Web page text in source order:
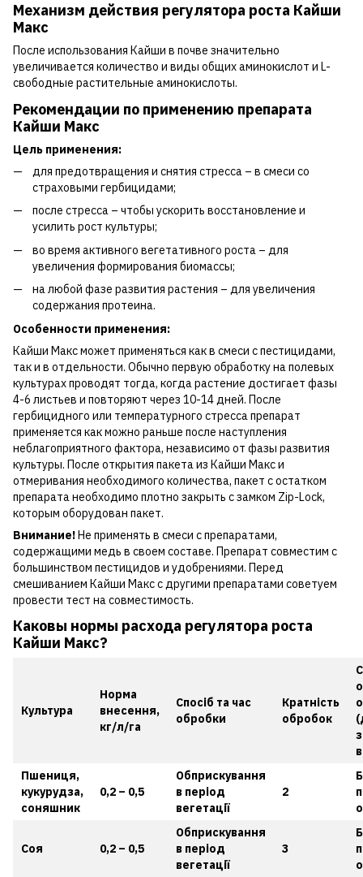
Механизм действия регулятора роста Кайши
Макс
После использования Кайши в почве значительно
увеличивается количество и виды общих аминокислот и L-
свободные растительные аминокислоты.
Рекомендации по применению препарата
Кайши Макс
Цель применения:
для предотвращения и снятия стресса – в смеси со
страховыми гербицидами;
после стресса – чтобы ускорить восстановление и
усилить рост культуры;
во время активного вегетативного роста – для
увеличения формирования биомассы;
на любой фазе развития растения – для увеличения
содержания протеина.
Особенности применения:
Кайши Макс может применяться как в смеси с пестицидами,
так и в отдельности. Обычно первую обработку на полевых
культурах проводят тогда, когда растение достигает фазы
4-6 листьев и повторяют через 10-14 дней. После
гербицидного или температурного стресса препарат
применяется как можно раньше после наступления
неблагоприятного фактора, независимо от фазы развития
культуры. После открытия пакета из Кайши Макс и
отмеривания необходимого количества, пакет с остатком
препарата необходимо плотно закрыть с замком Zip-Lock,
которым оборудован пакет.
Внимание!Не применять в смеси с препаратами,
содержащими медь в своем составе. Препарат совместим с
большинством пестицидов и удобрениями. Перед
смешиванием Кайши Макс с другими препаратами советуем
провести тест на совместимость.
Каковы нормы расхода регулятора роста
Кайши Макс?
Культура
Норма
внесення,
кг/л/га
Спосіб та час
обробки
Кратність
обробок
Пшениця,
кукурудза,
соняшник
0,2 – 0,5
Обприскування
в період
вегетації
2
Соя 0,2 – 0,5
Обприскування
в період
вегетації
3